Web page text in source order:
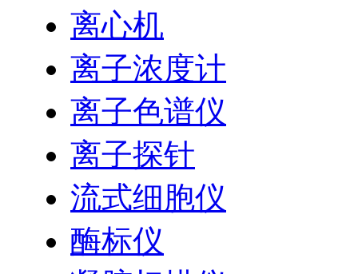
离心机
离子浓度计
离子色谱仪
离子探针
流式细胞仪
酶标仪